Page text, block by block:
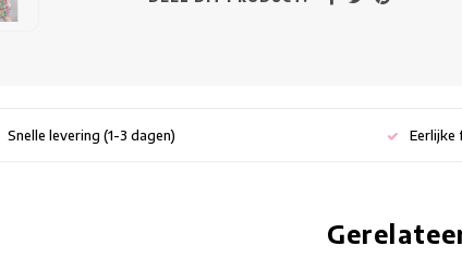
Snelle levering (1-3 dagen) Eerlijke